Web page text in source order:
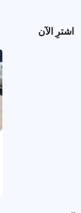
اشترِ الآن